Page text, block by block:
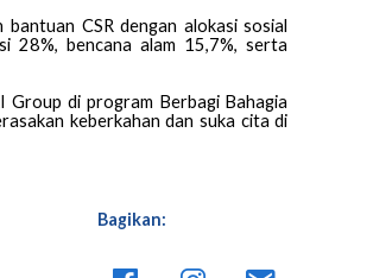
CSR dengan alokasi sosial
28%, bencana alam 15,7%, serta
Group di program Berbagi Bahagia
keberkahan dan suka cita di
Bagikan: